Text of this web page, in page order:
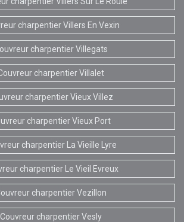
charpentier Villers En Vexin
charpentier Villegats
charpentier Villalet
charpentier Vieux Villez
charpentier Vieux Port
charpentier La Vieille Lyre
charpentier Le Vieil Evreux
charpentier Vezillon
Couvreur charpentier Vesly